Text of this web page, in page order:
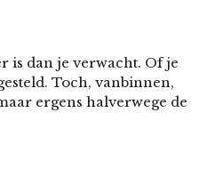
is dan je verwacht. Of je
Toch, vanbinnen,
ergens halverwege de